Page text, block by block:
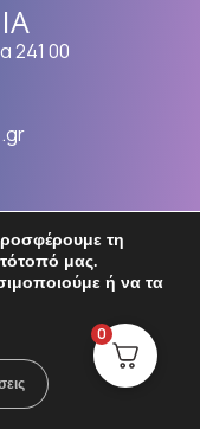
241 00
DESIGNS
τη
μας.
ή να τα
0